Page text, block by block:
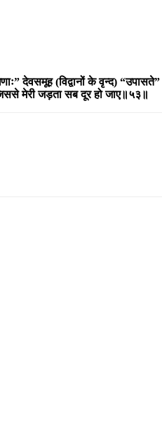
”देवसमूह (विद्वानों के वृन्द) “उपासते”
मेरी जड़ता सब दूर हो जाए॥५३॥